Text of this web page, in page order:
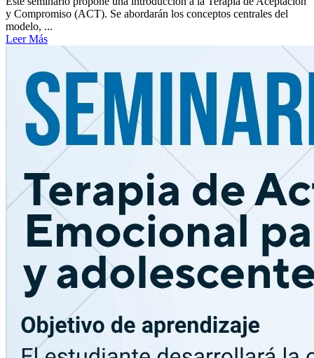
y Compromiso (ACT). Se abordarán los conceptos centrales del
modelo, ...
Leer Más